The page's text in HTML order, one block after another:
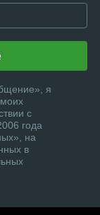
я
с
года
на
в